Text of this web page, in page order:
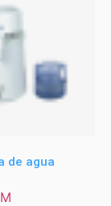
de agua